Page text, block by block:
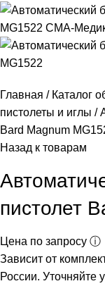
Главная Каталог
пистолеты и иглы
Bard Magnum
Назад к товарам
пистолет
Цена по запросу ⓘ
Зависит от
России. Уточняйте